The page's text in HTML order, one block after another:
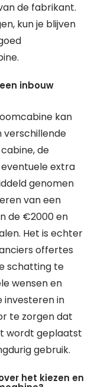
de fabrikant.
kun je blijven
inbouw
kan
verschillende
de
extra
genomen
van een
de €2000 en
Het is echter
offertes
schatting te
wensen en
investeren in
te zorgen dat
wordt geplaatst
gebruik.
het kiezen en